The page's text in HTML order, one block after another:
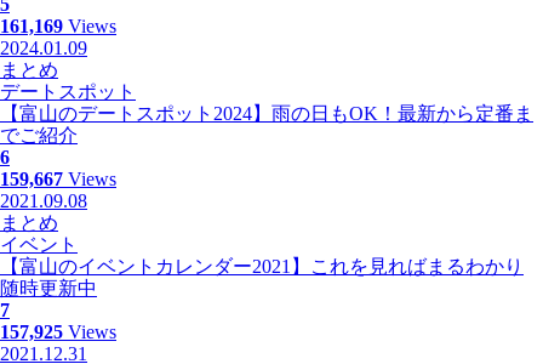
5
161,169 Views
2024.01.09
まとめ
デートスポット
【富山のデートスポット2024】雨の日もOK！最新から定番ま
でご紹介
6
159,667 Views
2021.09.08
まとめ
イベント
【富山のイベントカレンダー2021】これを見ればまるわかり
随時更新中
7
157,925 Views
2021.12.31